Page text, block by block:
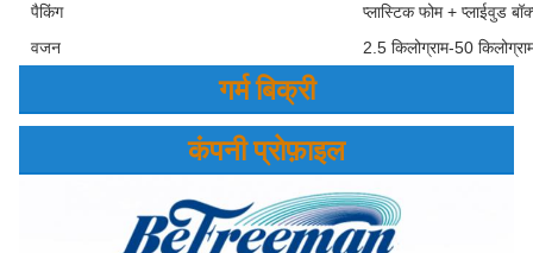
पैकिंग
प्लास्टिक फोम + प्लाईवुड
वजन
2.5 किलोग्राम-50
गर्म बिक्री
कंपनी प्रोफ़ाइल